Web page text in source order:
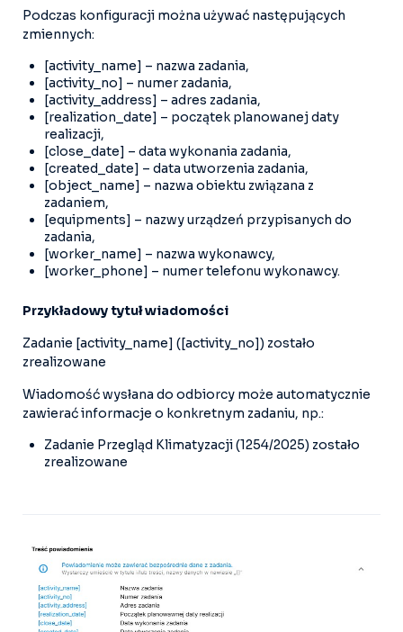
Podczas konfiguracji można używać następujących
zmiennych:
[activity_name] – nazwa zadania,
[activity_no] – numer zadania,
[activity_address] – adres zadania,
[realization_date] – początek planowanej daty
realizacji,
[close_date] – data wykonania zadania,
[created_date] – data utworzenia zadania,
[object_name] – nazwa obiektu związana z
zadaniem,
[equipments] – nazwy urządzeń przypisanych do
zadania,
[worker_name] – nazwa wykonawcy,
[worker_phone] – numer telefonu wykonawcy.
Przykładowy tytuł wiadomości
Zadanie [activity_name] ([activity_no]) zostało
zrealizowane
Wiadomość wysłana do odbiorcy może automatycznie
zawierać informacje o konkretnym zadaniu, np.:
Zadanie Przegląd Klimatyzacji (1254/2025) zostało
zrealizowane